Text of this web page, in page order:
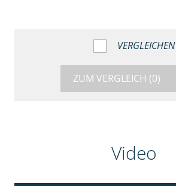
VERGLEICHEN
ZUM VERGLEICH (0)
Video